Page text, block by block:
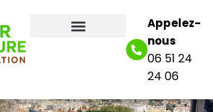
Appelez-
nous
06 51 24
24 06